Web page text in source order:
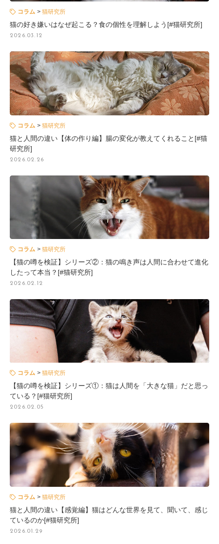
コラム 猫研究所
猫の好き嫌いはなぜ起こる？食の個性を理解しよう[#猫研究所]
2026.03.12
コラム 猫研究所
猫と人間の違い【体の作り編】腸の変化が教えてくれること[#猫
研究所]
2026.02.26
コラム 猫研究所
【猫の噂を検証】シリーズ②：猫の鳴き声は人間に合わせて進化
したって本当？[#猫研究所]
2026.02.12
コラム 猫研究所
【猫の噂を検証】シリーズ①：猫は人間を「大きな猫」だと思っ
ている？[#猫研究所]
2026.02.05
コラム 猫研究所
猫と人間の違い【感覚編】猫はどんな世界を見て、聞いて、感じ
ているのか[#猫研究所]
2026.01.29